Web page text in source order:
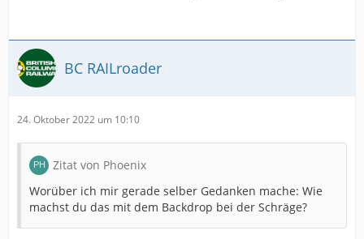
BC RAILroader
24. Oktober 2022 um 10:10
Zitat von Phoenix
Worüber ich mir gerade selber Gedanken mache: Wie
machst du das mit dem Backdrop bei der Schräge?